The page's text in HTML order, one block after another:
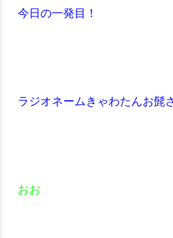
今日の一発目！
ラジオネームきゃわたんお髭
おお